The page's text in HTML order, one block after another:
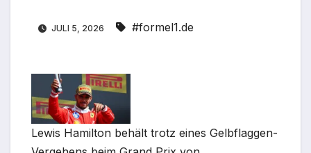
JULI 5, 2026 #formel1.de
Lewis Hamilton behält trotz eines Gelbflaggen-